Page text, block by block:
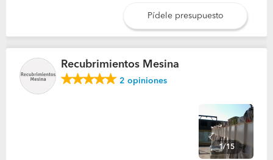
Pídele presupuesto
Recubrimientos Mesina
2 opiniones
1/15